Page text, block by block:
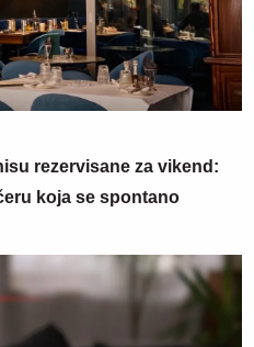
rezervisane za vikend:
koja se spontano